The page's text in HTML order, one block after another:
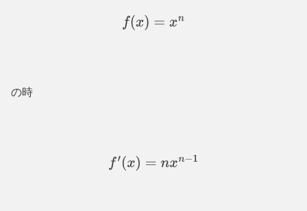
f( x)=x n
の時
f′( x)=n xn−1